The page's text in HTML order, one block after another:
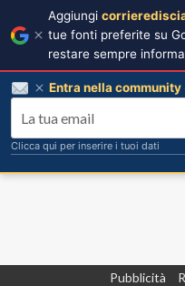
Pubblicità
Aggiungi
tue fonti preferite su
restare sempre
Entra nella
Clicca qui per inserire i tuoi dati